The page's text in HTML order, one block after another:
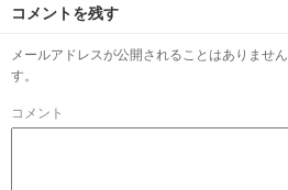
コメントを残す
メールアドレスが公開されることはありませ
す。
コメント